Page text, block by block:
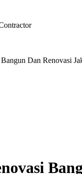
Dan Renovasi